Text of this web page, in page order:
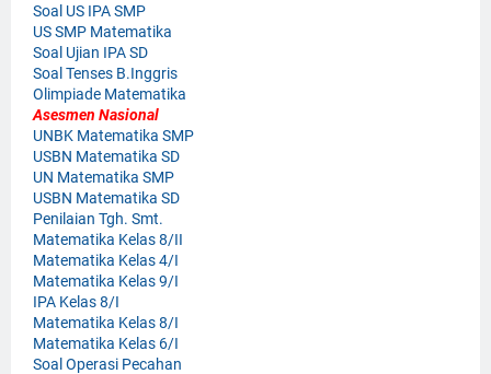
Soal US IPA SMP
US SMP Matematika
Soal Ujian IPA SD
Soal Tenses B.Inggris
Olimpiade Matematika
Asesmen Nasional
UNBK Matematika SMP
USBN Matematika SD
UN Matematika SMP
USBN Matematika SD
Penilaian Tgh. Smt.
Matematika Kelas 8/II
Matematika Kelas 4/I
Matematika Kelas 9/I
IPA Kelas 8/I
Matematika Kelas 8/I
Matematika Kelas 6/I
Soal Operasi Pecahan